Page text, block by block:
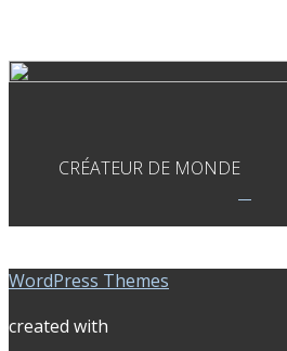
CRÉATEUR DE MONDE
WordPress Themes
created with